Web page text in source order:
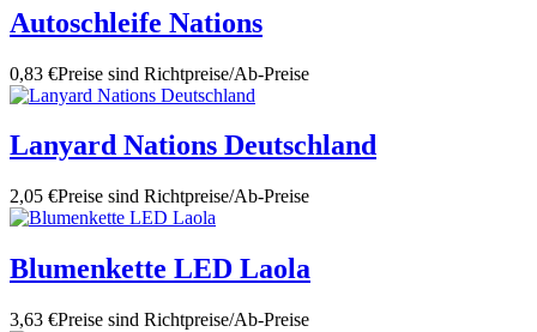
Autoschleife Nations
0,83 €Preise sind Richtpreise/Ab-Preise
Lanyard Nations Deutschland
2,05 €Preise sind Richtpreise/Ab-Preise
Blumenkette LED Laola
3,63 €Preise sind Richtpreise/Ab-Preise